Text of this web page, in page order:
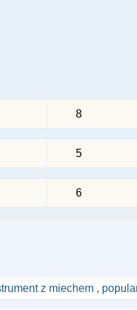
8
5
6
z miechem ,